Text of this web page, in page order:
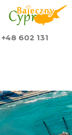
+48 602 131